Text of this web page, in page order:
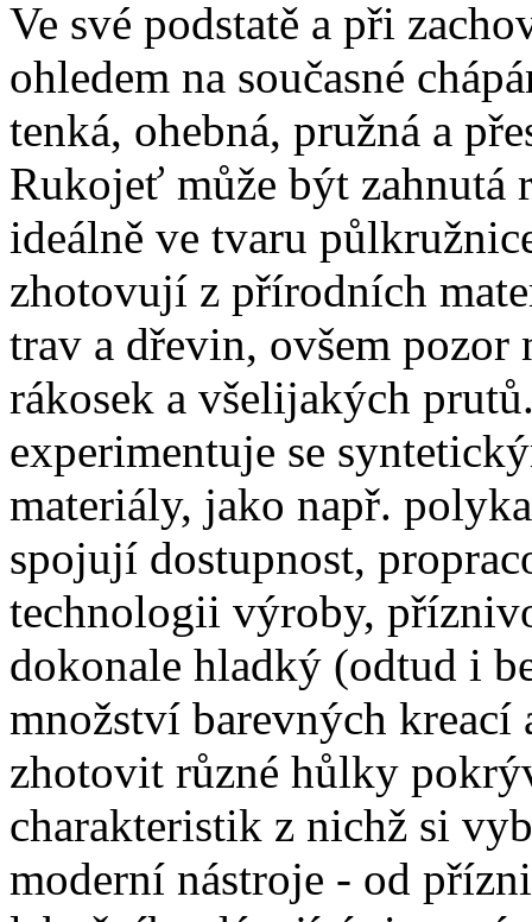
Ve své podstatě a při
ohledem na současné
tenká, ohebná, pružná a
Rukojeť může být zahnutá
ideálně ve tvaru
zhotovují z přírodních
trav a dřevin, ovšem pozor
rákosek a všelijakých
experimentuje se
materiály, jako např.
spojují dostupnost,
technologii výroby,
dokonale hladký (odtud i
množství barevných
zhotovit různé hůlky
charakteristik z nichž si
moderní nástroje - od